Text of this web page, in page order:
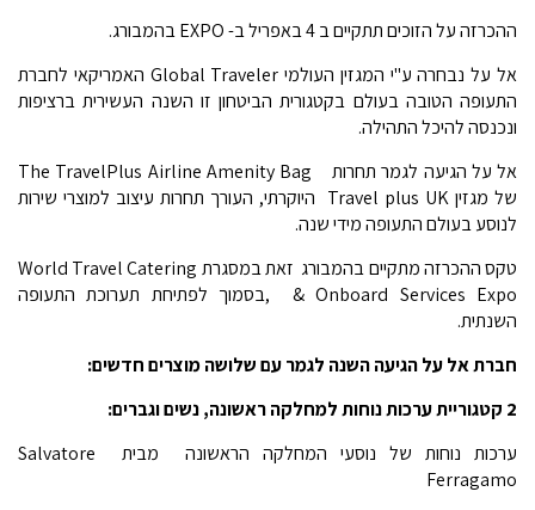
ההכרזה על הזוכים תתקיים ב 4 באפריל ב- EXPO בהמבורג.
אל על נבחרה ע"י המגזין העולמי Global Traveler האמריקאי לחברת
התעופה הטובה בעולם בקטגורית הביטחון זו השנה העשירית ברציפות
ונכנסה להיכל התהילה.
אל על הגיעה לגמר תחרות The TravelPlus Airline Amenity Bag
של מגזין Travel plus UK היוקרתי, העורך תחרות עיצוב למוצרי שירות
לנוסע בעולם התעופה מידי שנה.
טקס ההכרזה מתקיים בהמבורג  זאת במסגרת World Travel Catering
& Onboard Services Expo ,בסמוך לפתיחת תערוכת התעופה
השנתית.
חברת אל על הגיעה השנה לגמר עם שלושה מוצרים חדשים:
2 קטגוריית ערכות נוחות למחלקה ראשונה, נשים וגברים:
ערכות נוחות של נוסעי המחלקה הראשונה  מבית Salvatore
Ferragamo